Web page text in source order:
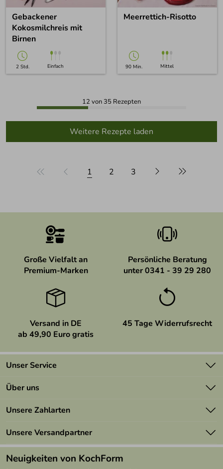
Gebackener
Kokosmilchreis mit
Birnen
2 Std. Einfach
Meerrettich-Risotto
90 Min. Mittel
12 von 35 Rezepten
Weitere Rezepte laden
1 2 3
Große Vielfalt an
Premium-Marken
Persönliche Beratung
unter 0341 - 39 29 280
Versand in DE
ab 49,90 Euro gratis
45 Tage Widerrufsrecht
Unser Service
Kontakt
Mehrwertsteuerfrei
Retourenportal
FAQs
Lieferbedingungen
Über uns
Marken
Angebote
Made in Germany
Unsere Zahlarten
Unsere Versandpartner
Neuigkeiten von KochForm
den Link "Abmelden" am Ende des Newsletters anklicke oder die
Option Newsletter im Mitgliederbereich deaktiviere. Die
Datenschutzerklärung
habe ich zur Kenntnis genommen.